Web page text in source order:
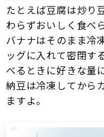
たとえば豆腐は炒り
わらずおいしく食べ
バナナはそのまま冷
ッグに入れて密閉す
べるときに好きな量
納豆は冷凍してから
ますよ。